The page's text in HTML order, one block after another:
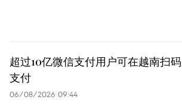
超过10亿微信支付用户可在越南扫码
支付
06/08/2026 09:44